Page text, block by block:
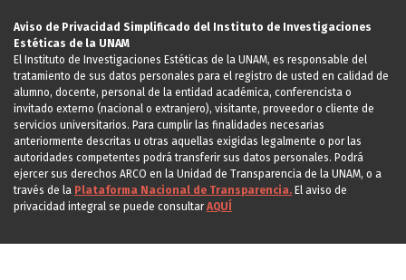
Aviso de Privacidad Simplificado del Instituto de Investigaciones
Estéticas de la UNAM
El Instituto de Investigaciones Estéticas de la UNAM, es responsable del
tratamiento de sus datos personales para el registro de usted en calidad de
alumno, docente, personal de la entidad académica, conferencista o
invitado externo (nacional o extranjero), visitante, proveedor o cliente de
servicios universitarios. Para cumplir las finalidades necesarias
anteriormente descritas u otras aquellas exigidas legalmente o por las
autoridades competentes podrá transferir sus datos personales. Podrá
ejercer sus derechos ARCO en la Unidad de Transparencia de la UNAM, o a
través de la Plataforma Nacional de Transparencia. El aviso de
privacidad integral se puede consultarAQUÍ